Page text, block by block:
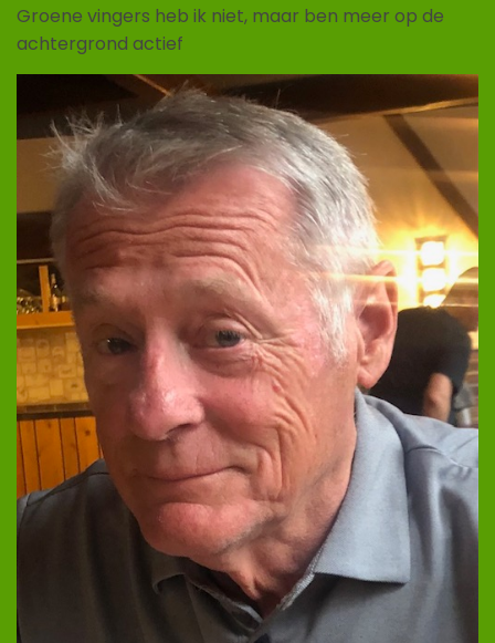
Groene vingers heb ik niet, maar ben meer op de
achtergrond actief